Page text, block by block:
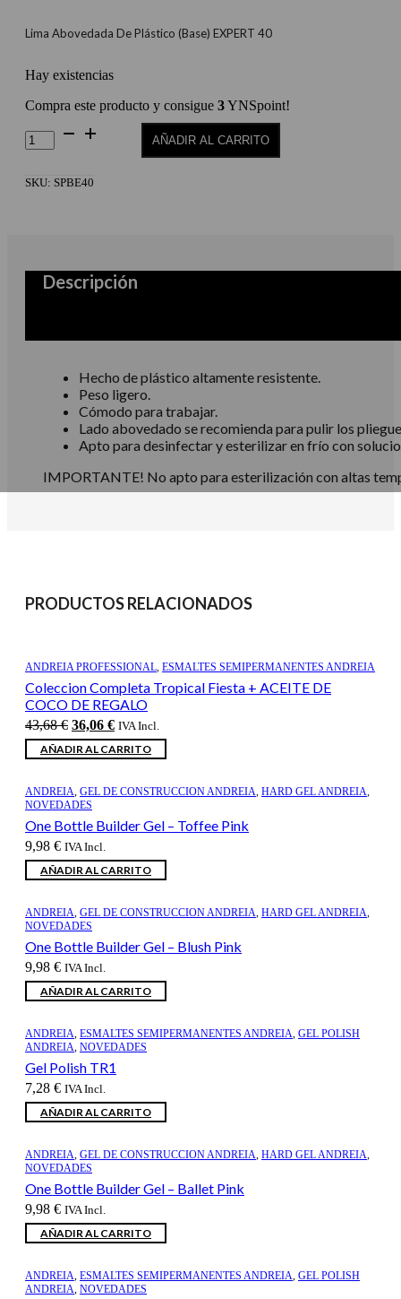
Lima Abovedada De Plástico (Base) EXPERT 40
Hay existencias
Compra este producto y consigue 3YNSpoint!
Lima
Abovedada
Plástico
AÑADIR AL CARRITO
SKU: SPBE40
Descripción
Hecho de plástico altamente resistente.
Peso ligero.
Cómodo para trabajar.
Lado abovedado se recomienda para pulir los
Apto para desinfectar y esterilizar en frío con
IMPORTANTE! No apto para esterilización con altas
PRODUCTOS RELACIONADOS
ANDREIA PROFESSIONAL, ESMALTES SEMIPERMANENTES ANDREIA
Coleccion Completa Tropical Fiesta + ACEITE DE
COCO DE REGALO
43,68€ El
precio
original
43,68 €.
36,06 €El
precio
actual
36,06 €.
IVA Incl.
AÑADIR AL CARRITO
ANDREIA, GEL DE CONSTRUCCION ANDREIA, HARD GEL ANDREIA,
NOVEDADES
One Bottle Builder Gel – Toffee Pink
9,98 € IVA Incl.
AÑADIR AL CARRITO
ANDREIA, GEL DE CONSTRUCCION ANDREIA, HARD GEL ANDREIA,
NOVEDADES
One Bottle Builder Gel – Blush Pink
9,98 € IVA Incl.
AÑADIR AL CARRITO
ANDREIA, ESMALTES SEMIPERMANENTES ANDREIA, GEL POLISH
ANDREIA, NOVEDADES
Gel Polish TR1
7,28 € IVA Incl.
AÑADIR AL CARRITO
ANDREIA, GEL DE CONSTRUCCION ANDREIA, HARD GEL ANDREIA,
NOVEDADES
One Bottle Builder Gel – Ballet Pink
9,98 € IVA Incl.
AÑADIR AL CARRITO
ANDREIA, ESMALTES SEMIPERMANENTES ANDREIA, GEL POLISH
ANDREIA, NOVEDADES